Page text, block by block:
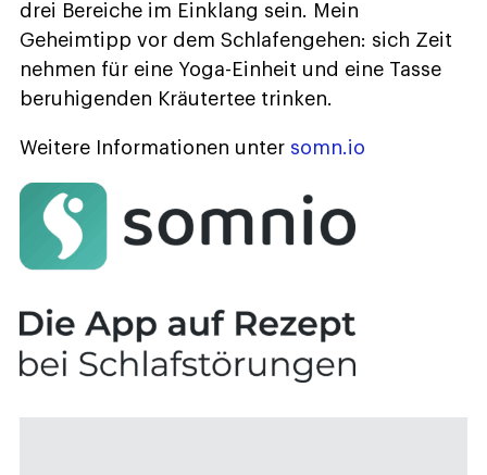
drei Bereiche im Einklang sein. Mein
Geheimtipp vor dem Schlafengehen: sich Zeit
nehmen für eine Yoga-Einheit und eine Tasse
beruhigenden Kräutertee trinken.
Weitere Informationen unter somn.io